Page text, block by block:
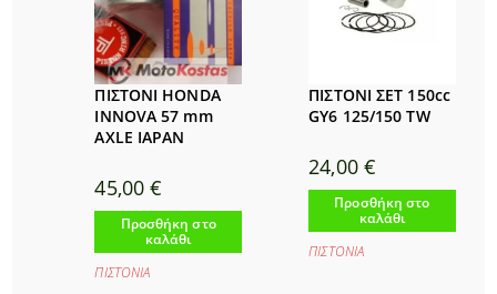
ΠΙΣΤΟΝΙ HONDA
INNOVA 57 mm
AXLE IAPAN
45,00€
Προσθήκη στο
καλάθι
ΠΙΣΤΟΝΙΑ
ΠΙΣΤΟΝΙ ΣΕΤ 150cc
GY6 125/150 TW
24,00 €
Προσθήκη στο
καλάθι
ΠΙΣΤΟΝΙΑ